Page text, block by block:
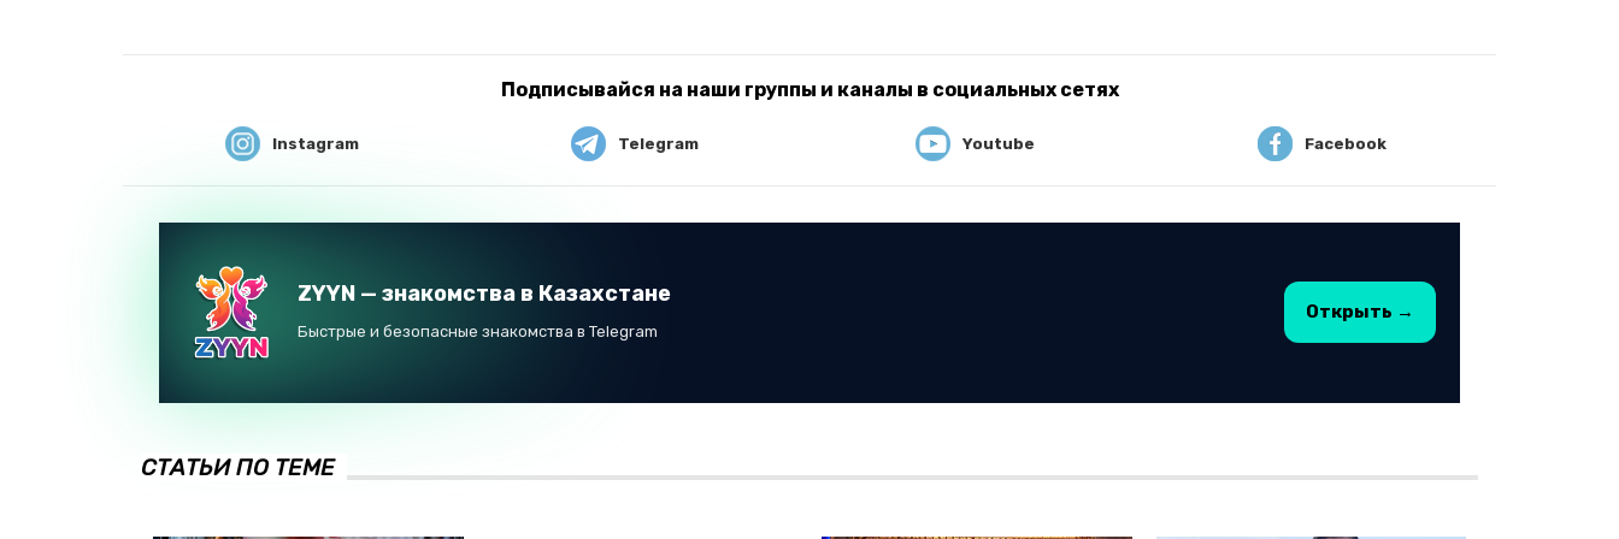
Подписывайся на наши группы и каналы в социальных сетях
Instagram Telegram Youtube Facebook
ZYYN — знакомства в Казахстане
Быстрые и безопасные знакомства в Telegram
Открыть →
СТАТЬИ ПО ТЕМЕ